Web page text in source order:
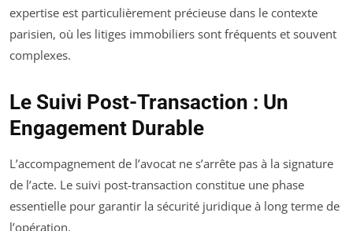
expertise est particulièrement précieuse dans le contexte
parisien, où les litiges immobiliers sont fréquents et souvent
complexes.
Le Suivi Post-Transaction : Un
Engagement Durable
L’accompagnement de l’avocat ne s’arrête pas à la signature
de l’acte. Le suivi post-transaction constitue une phase
essentielle pour garantir la sécurité juridique à long terme de
l’opération.